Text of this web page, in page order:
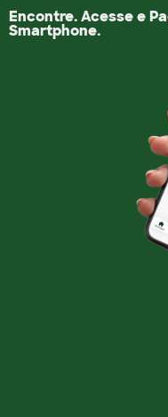
Encontre. Acesse e
Smartphone.